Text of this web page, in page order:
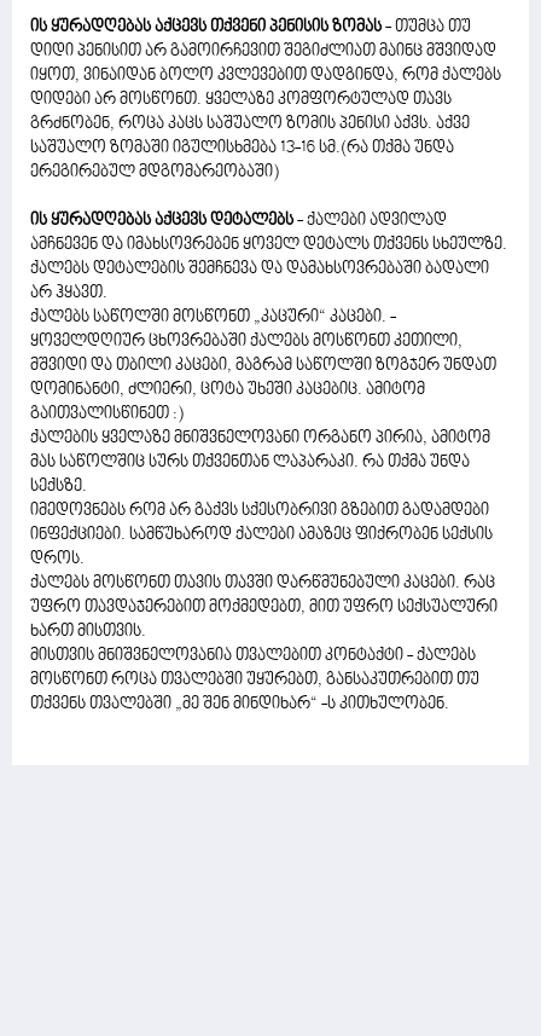
ის ყურადღებას აქცევს თქვენი პენისის ზომას - თუმცა თუ
დიდი პენისით არ გამოირჩევით შეგიძლიათ მაინც მშვიდად
იყოთ, ვინაიდან ბოლო კვლევებით დადგინდა, რომ ქალებს
დიდები არ მოსწონთ. ყველაზე კომფორტულად თავს
გრძნობენ, როცა კაცს საშუალო ზომის პენისი აქვს. აქვე
საშუალო ზომაში იგულისხმება 13-16 სმ.(რა თქმა უნდა
ერეგირებულ მდგომარეობაში)
ის ყურადღებას აქცევს დეტალებს - ქალები ადვილად
ამჩნევენ და იმახსოვრებენ ყოველ დეტალს თქვენს სხეულზე.
ქალებს დეტალების შემჩნევა და დამახსოვრებაში ბადალი
არ ჰყავთ.
ქალებს საწოლში მოსწონთ „კაცური“ კაცები. -
ყოველდღიურ ცხოვრებაში ქალებს მოსწონთ კეთილი,
მშვიდი და თბილი კაცები, მაგრამ საწოლში ზოგჯერ უნდათ
დომინანტი, ძლიერი, ცოტა უხეში კაცებიც. ამიტომ
გაითვალისწინეთ :)
ქალების ყველაზე მნიშვნელოვანი ორგანო პირია, ამიტომ
მას საწოლშიც სურს თქვენთან ლაპარაკი. რა თქმა უნდა
სექსზე.
იმედოვნებს რომ არ გაქვს სქესობრივი გზებით გადამდები
ინფექციები. სამწუხაროდ ქალები ამაზეც ფიქრობენ სექსის
დროს.
ქალებს მოსწონთ თავის თავში დარწმუნებული კაცები. რაც
უფრო თავდაჯერებით მოქმედებთ, მით უფრო სექსუალური
ხართ მისთვის.
მისთვის მნიშვნელოვანია თვალებით კონტაქტი - ქალებს
მოსწონთ როცა თვალებში უყურებთ, განსაკუთრებით თუ
თქვენს თვალებში „მე შენ მინდიხარ“ -ს კითხულობენ.